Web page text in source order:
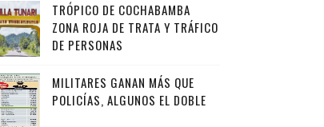
TRÓPICO DE COCHABAMBA
ZONA ROJA DE TRATA Y TRÁFICO
DE PERSONAS
MILITARES GANAN MÁS QUE
POLICÍAS, ALGUNOS EL DOBLE